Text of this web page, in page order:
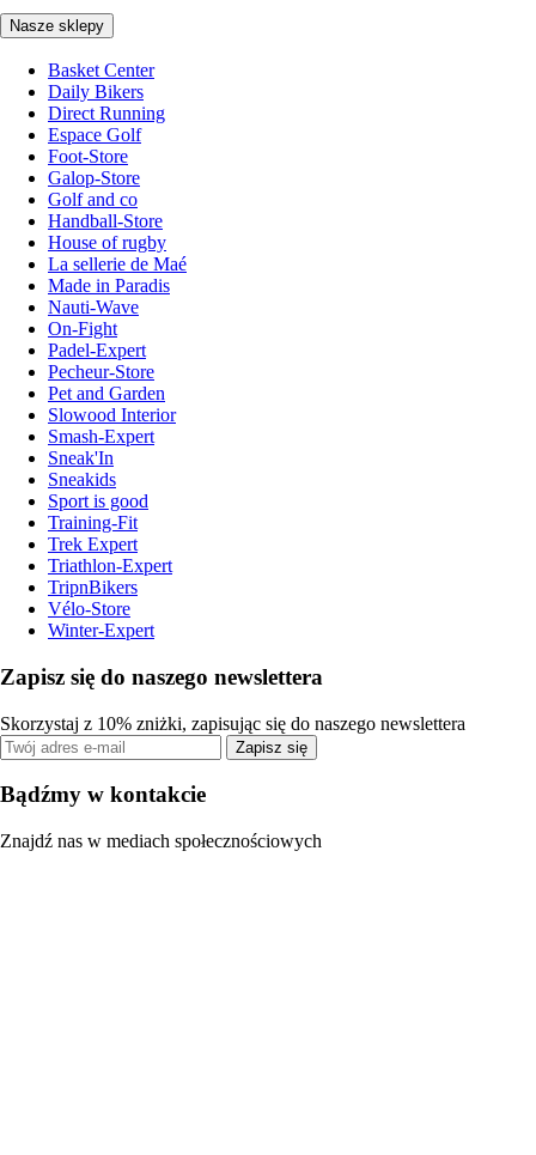
Nasze sklepy
Basket Center
Daily Bikers
Direct Running
Espace Golf
Foot-Store
Galop-Store
Golf and co
Handball-Store
House of rugby
La sellerie de Maé
Made in Paradis
Nauti-Wave
On-Fight
Padel-Expert
Pecheur-Store
Pet and Garden
Slowood Interior
Smash-Expert
Sneak'In
Sneakids
Sport is good
Training-Fit
Trek Expert
Triathlon-Expert
TripnBikers
Vélo-Store
Winter-Expert
Zapisz się do naszego newslettera
Skorzystaj z 10% zniżki, zapisując się do naszego newslettera
Zapisz się
Bądźmy w kontakcie
Znajdź nas w mediach społecznościowych